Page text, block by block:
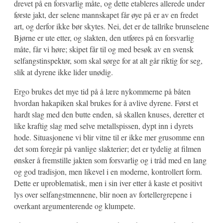
drevet på en forsvarlig måte, og dette etableres allerede under
første jakt, der selene mannskapet får øye på er av en fredet
art, og derfor ikke bør skytes. Nei, det er de tallrike brunselene
Bjørne er ute etter, og slakten, den utføres på en forsvarlig
måte, får vi høre; skipet får til og med besøk av en svensk
selfangstinspektør, som skal sørge for at alt går riktig for seg,
slik at dyrene ikke lider unødig.
Ergo brukes det mye tid på å lære nykommerne på båten
hvordan hakapiken skal brukes for å avlive dyrene. Først et
hardt slag med den butte enden, så skallen knuses, deretter et
like kraftig slag med selve metallspissen, dypt inn i dyrets
hode. Situasjonene vi blir vitne til er ikke mer grusomme enn
det som foregår på vanlige slakterier; det er tydelig at filmen
ønsker å fremstille jakten som forsvarlig og i tråd med en lang
og god tradisjon, men likevel i en moderne, kontrollert form.
Dette er uproblematisk, men i sin iver etter å kaste et positivt
lys over selfangstmennene, blir noen av fortellergrepene i
overkant argumenterende og klumpete.